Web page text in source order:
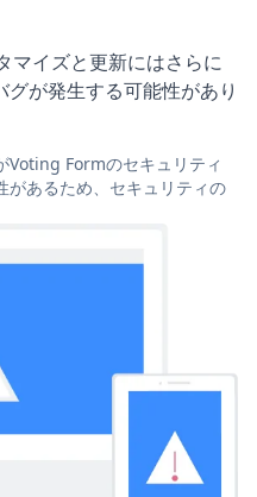
イズと更新にはさらに
が発生する可能性があり
Voting Formのセキュリティ
があるため、セキュリティの